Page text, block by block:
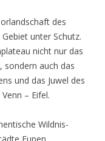
des
unter Schutz.
nicht nur das
sondern auch das
und das Juwel des
– Eifel.
Wildnis-
Eupen,